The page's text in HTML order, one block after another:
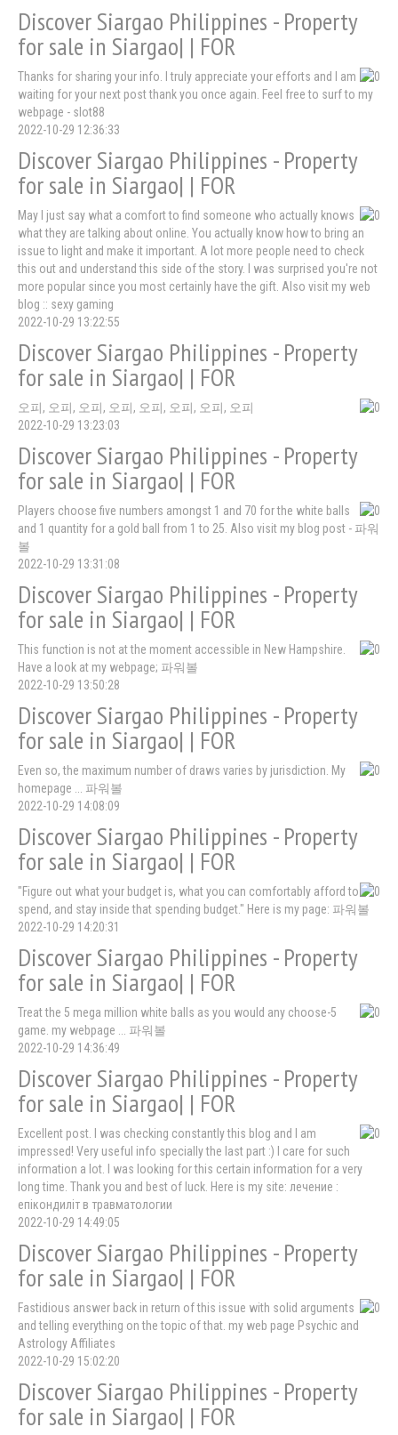
Discover Siargao Philippines - Property
for sale in Siargao| | FOR
Thanks for sharing your info. I truly appreciate your efforts and I am
waiting for your next post thank you once again. Feel free to surf to my
webpage - slot88
2022-10-29 12:36:33
Discover Siargao Philippines - Property
for sale in Siargao| | FOR
May I just say what a comfort to find someone who actually knows
what they are talking about online. You actually know how to bring an
issue to light and make it important. A lot more people need to check
this out and understand this side of the story. I was surprised you're not
more popular since you most certainly have the gift. Also visit my web
blog :: sexy gaming
2022-10-29 13:22:55
Discover Siargao Philippines - Property
for sale in Siargao| | FOR
오피, 오피, 오피, 오피, 오피, 오피, 오피, 오피
2022-10-29 13:23:03
Discover Siargao Philippines - Property
for sale in Siargao| | FOR
Players choose five numbers amongst 1 and 70 for the white balls
and 1 quantity for a gold ball from 1 to 25. Also visit my blog post - 파워
볼
2022-10-29 13:31:08
Discover Siargao Philippines - Property
for sale in Siargao| | FOR
This function is not at the moment accessible in New Hampshire.
Have a look at my webpage; 파워볼
2022-10-29 13:50:28
Discover Siargao Philippines - Property
for sale in Siargao| | FOR
Even so, the maximum number of draws varies by jurisdiction. My
homepage ... 파워볼
2022-10-29 14:08:09
Discover Siargao Philippines - Property
for sale in Siargao| | FOR
"Figure out what your budget is, what you can comfortably afford to
spend, and stay inside that spending budget." Here is my page: 파워볼
2022-10-29 14:20:31
Discover Siargao Philippines - Property
for sale in Siargao| | FOR
Treat the 5 mega million white balls as you would any choose-5
game. my webpage ... 파워볼
2022-10-29 14:36:49
Discover Siargao Philippines - Property
for sale in Siargao| | FOR
Excellent post. I was checking constantly this blog and I am
impressed! Very useful info specially the last part :) I care for such
information a lot. I was looking for this certain information for a very
long time. Thank you and best of luck. Here is my site: лечение :
епікондиліт в травматологии
2022-10-29 14:49:05
Discover Siargao Philippines - Property
for sale in Siargao| | FOR
Fastidious answer back in return of this issue with solid arguments
and telling everything on the topic of that. my web page Psychic and
Astrology Affiliates
2022-10-29 15:02:20
Discover Siargao Philippines - Property
for sale in Siargao| | FOR